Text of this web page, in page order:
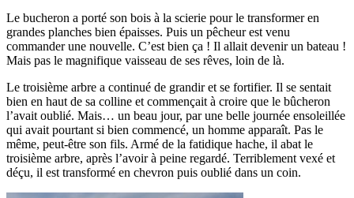
Le bucheron a porté son bois à la scierie pour le transformer en
grandes planches bien épaisses. Puis un pêcheur est venu
commander une nouvelle. C’est bien ça ! Il allait devenir un bateau !
Mais pas le magnifique vaisseau de ses rêves, loin de là.
Le troisième arbre a continué de grandir et se fortifier. Il se sentait
bien en haut de sa colline et commençait à croire que le bûcheron
l’avait oublié. Mais… un beau jour, par une belle journée ensoleillée
qui avait pourtant si bien commencé, un homme apparaît. Pas le
même, peut-être son fils. Armé de la fatidique hache, il abat le
troisième arbre, après l’avoir à peine regardé. Terriblement vexé et
déçu, il est transformé en chevron puis oublié dans un coin.